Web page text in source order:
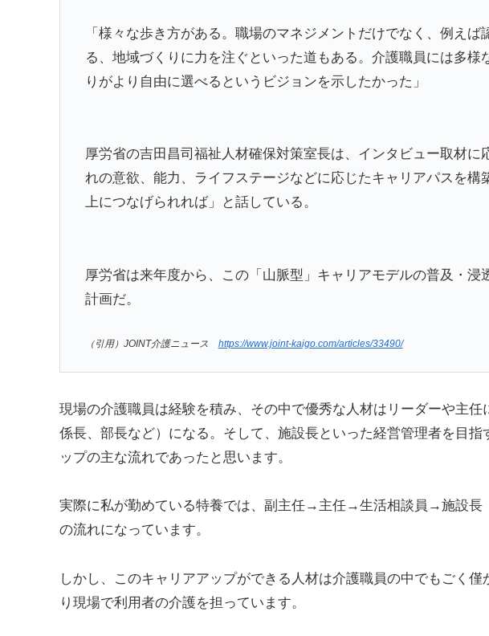
「様々な歩き方がある。職場のマネジメントだけでなく、例え
る、地域づくりに力を注ぐといった道もある。介護職員には多様
りがより自由に選べるというビジョンを示したかった」
厚労省の吉田昌司福祉人材確保対策室長は、インタビュー取材に
れの意欲、能力、ライフステージなどに応じたキャリアパスを構
上につなげられれば」と話している。
厚労省は来年度から、この「山脈型」キャリアモデルの普及・浸
計画だ。
（引用）JOINT介護ニュース https://www.joint-kaigo.com/articles/33490/
現場の介護職員は経験を積み、その中で優秀な人材はリーダーや主
係長、部長など）になる。そして、施設長といった経営管理者を目
ップの主な流れであったと思います。
実際に私が勤めている特養では、副主任→主任→生活相談員→施設
の流れになっています。
しかし、このキャリアアップができる人材は介護職員の中でもごく
り現場で利用者の介護を担っています。